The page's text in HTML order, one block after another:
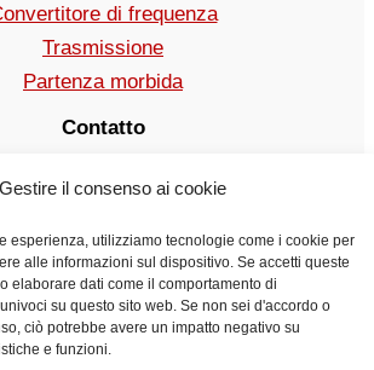
Gestire il consenso ai cookie
esperienza, utilizziamo tecnologie come i cookie per
alle informazioni sul dispositivo. Se accetti queste
elaborare dati come il comportamento di
su questo sito web. Se non sei d'accordo o
ciò potrebbe avere un impatto negativo su
e funzioni.
di frequenza
Trasmissione
Partenza morbida
Contatto
+49 15123569470
sulla riservatezza
Trasporto
Contatto